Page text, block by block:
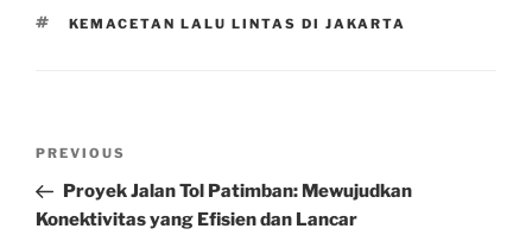
TAGS
KEMACETAN LALU LINTAS DI JAKARTA
Previous
Post
PREVIOUS
Proyek Jalan Tol Patimban: Mewujudkan
Konektivitas yang Efisien dan Lancar